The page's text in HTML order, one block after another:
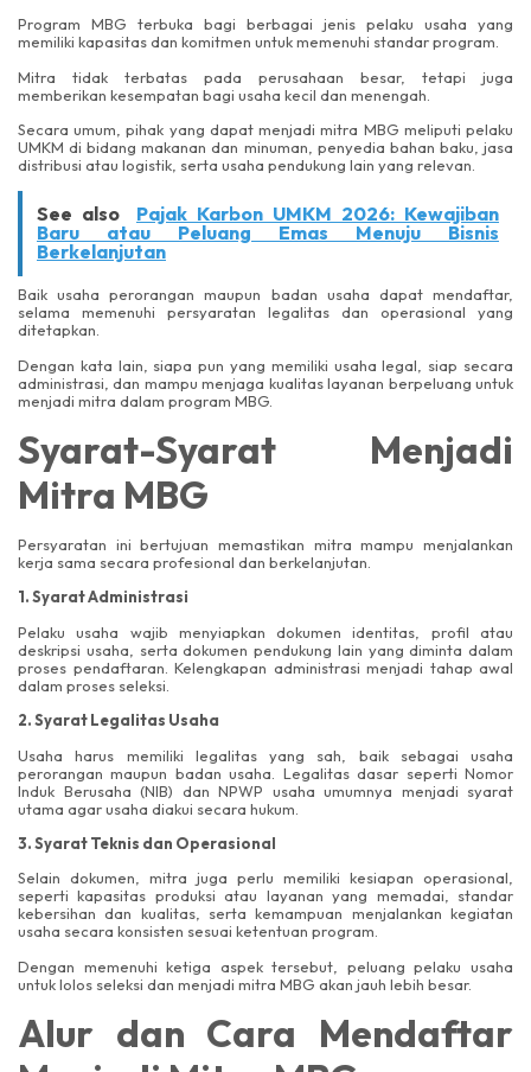
Program MBG terbuka bagi berbagai jenis pelaku usaha yang
memiliki kapasitas dan komitmen untuk memenuhi standar program.
Mitra tidak terbatas pada perusahaan besar, tetapi juga
memberikan kesempatan bagi usaha kecil dan menengah.
Secara umum, pihak yang dapat menjadi mitra MBG meliputi pelaku
UMKM di bidang makanan dan minuman, penyedia bahan baku, jasa
distribusi atau logistik, serta usaha pendukung lain yang relevan.
See also
Pajak Karbon UMKM 2026: Kewajiban
Baru atau Peluang Emas Menuju Bisnis
Berkelanjutan
Baik usaha perorangan maupun badan usaha dapat mendaftar,
selama memenuhi persyaratan legalitas dan operasional yang
ditetapkan.
Dengan kata lain, siapa pun yang memiliki usaha legal, siap secara
administrasi, dan mampu menjaga kualitas layanan berpeluang untuk
menjadi mitra dalam program MBG.
Syarat-Syarat Menjadi
Mitra MBG
Persyaratan ini bertujuan memastikan mitra mampu menjalankan
kerja sama secara profesional dan berkelanjutan.
1. Syarat Administrasi
Pelaku usaha wajib menyiapkan dokumen identitas, profil atau
deskripsi usaha, serta dokumen pendukung lain yang diminta dalam
proses pendaftaran. Kelengkapan administrasi menjadi tahap awal
dalam proses seleksi.
2. Syarat Legalitas Usaha
Usaha harus memiliki legalitas yang sah, baik sebagai usaha
perorangan maupun badan usaha. Legalitas dasar seperti Nomor
Induk Berusaha (NIB) dan NPWP usaha umumnya menjadi syarat
utama agar usaha diakui secara hukum.
3. Syarat Teknis dan Operasional
Selain dokumen, mitra juga perlu memiliki kesiapan operasional,
seperti kapasitas produksi atau layanan yang memadai, standar
kebersihan dan kualitas, serta kemampuan menjalankan kegiatan
usaha secara konsisten sesuai ketentuan program.
Dengan memenuhi ketiga aspek tersebut, peluang pelaku usaha
untuk lolos seleksi dan menjadi mitra MBG akan jauh lebih besar.
Alur dan Cara Mendaftar